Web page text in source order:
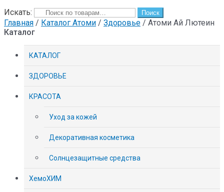
Искать:
Поиск
Главная / Каталог Атоми / Здоровье / Атоми Ай Лютеин
Каталог
КАТАЛОГ
ЗДОРОВЬЕ
КРАСОТА
Уход за кожей
Декоративная косметика
Солнцезащитные средства
ХемоХИМ